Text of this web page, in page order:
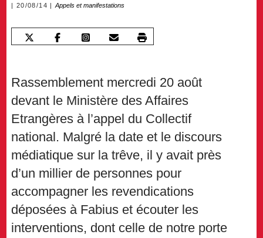
20/08/14 Appels et manifestations
Rassemblement mercredi 20 août
devant le Ministère des Affaires
Etrangères à l’appel du Collectif
national. Malgré la date et le discours
médiatique sur la trêve, il y avait près
d’un millier de personnes pour
accompagner les revendications
déposées à Fabius et écouter les
interventions, dont celle de notre porte